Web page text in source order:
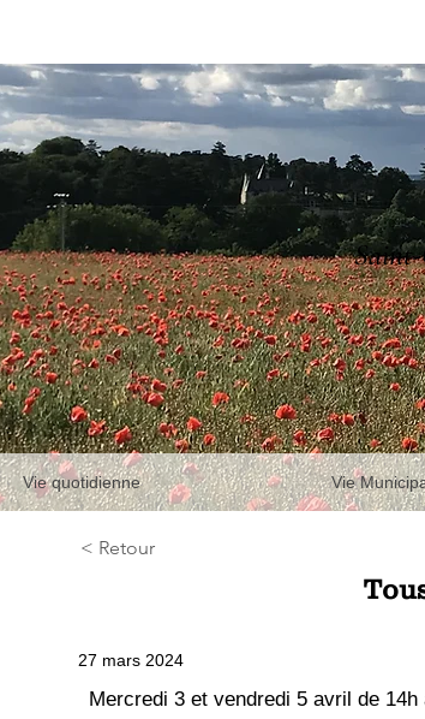
Vie quotidienne Vie
< Retour
27 mars 2024
Mercredi 3 et vendredi 5 avril de